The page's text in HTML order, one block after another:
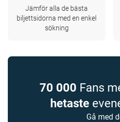
Jämför alla de bästa
biljettsidorna med en enkel
sökning
70 000 Fans
hetaste
Gå med